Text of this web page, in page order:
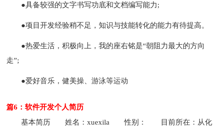
●具备较强的文字书写功底和文档编写能力;
●项目开发经验稍不足，知识与技能转化的能力有待提高。
●热爱生活，积极向上，我的座右铭是“朝阻力最大的方向
走”;
●爱好音乐，健美操、游泳等运动
篇6：软件开发个人简历
基本简历
姓名：xuexila 性别： 目前所在：从化